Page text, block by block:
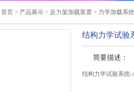
首页 > 产品展示 > 反力架加载装置 > 力学加载系统
结构力学试验
简要描述：
结构力学试验系统-